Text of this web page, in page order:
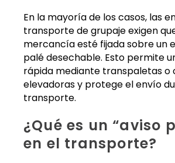
En la mayoría de los casos, las
transporte de grupaje exigen
mercancía esté fijada sobre un
palé desechable. Esto permite
rápida mediante transpaletas o
elevadoras y protege el envío
transporte.
¿Qué es un “aviso
en el transporte?